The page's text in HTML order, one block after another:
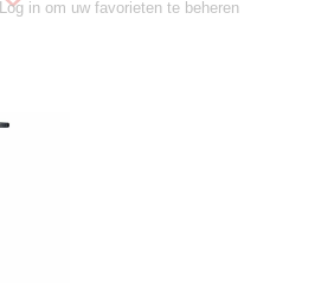
Log in om uw favorieten te beheren